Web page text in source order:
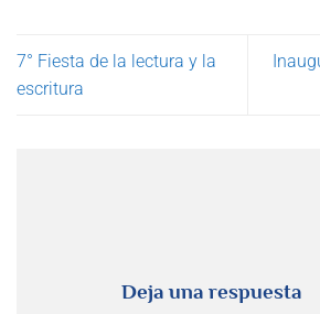
7° Fiesta de la lectura y la
escritura
Deja una respuesta